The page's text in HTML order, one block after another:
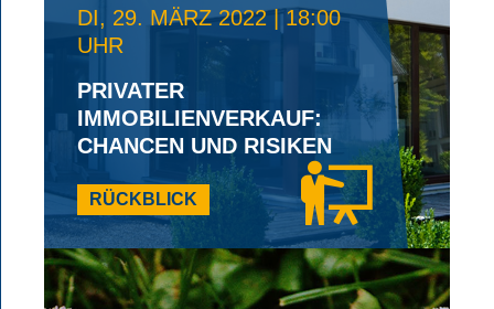
DI, 29. MÄRZ 2022 | 18:00
UHR
PRIVATER
IMMOBILIENVERKAUF:
CHANCEN UND RISIKEN
RÜCKBLICK